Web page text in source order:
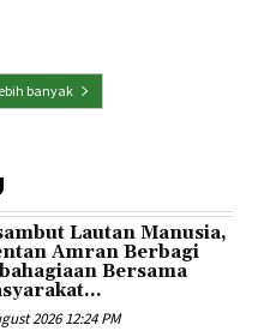
banyak
Lautan Manusia,
Amran Berbagi
Bersama
2026 12:24 PM